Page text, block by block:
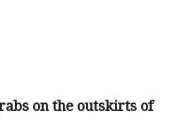
on the outskirts of